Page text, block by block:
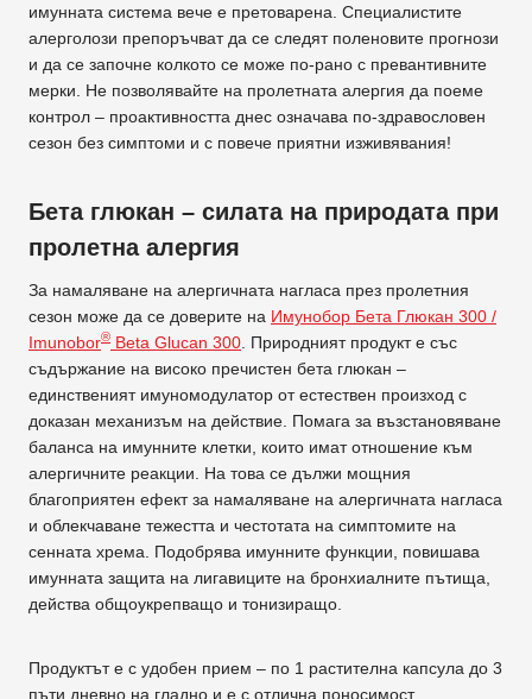
имунната система вече е претоварена. Специалистите
алерголози препоръчват да се следят поленовите прогнози
и да се започне колкото се може по-рано с превантивните
мерки. Не позволявайте на пролетната алергия да поеме
контрол – проактивността днес означава по-здравословен
сезон без симптоми и с повече приятни изживявания!
Бета глюкан – силата на природата при
пролетна алергия
За намаляване на алергичната нагласа през пролетния
сезон може да се доверите на Имунобор Бета Глюкан 300 /
Imunobor® Beta Glucan 300 . Природният продукт е със
съдържание на високо пречистен бета глюкан –
единственият имуномодулатор от естествен произход с
доказан механизъм на действие. Помага за възстановяване
баланса на имунните клетки, които имат отношение към
алергичните реакции. На това се дължи мощния
благоприятен ефект за намаляване на алергичната нагласа
и облекчаване тежестта и честотата на симптомите на
сенната хрема. Подобрява имунните функции, повишава
имунната защита на лигавиците на бронхиалните пътища,
действа общоукрепващо и тонизиращо.
Продуктът е с удобен прием – по 1 растителна капсула до 3
пъти дневно на гладно и е с отлична поносимост.